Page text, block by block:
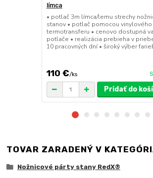
límca
• potlač 3m límca/lemu strechy
stanov • potlač pomocou vinylového
termotransferu • cenovo dostupná
potlače • realizácia prebieha v
10 pracovných dní • široký výber
110 €/ks
Pridať do
TOVAR ZARADENÝ V
Nožnicové párty stany RedX®